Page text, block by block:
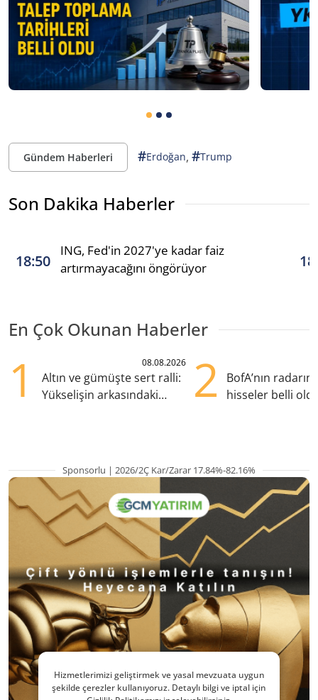
Gündem Haberleri #Erdoğan, #Trump
Son Dakika Haberler
18:50
ING, Fed'in 2027'ye kadar faiz
artırmayacağını öngörüyor
En Çok Okunan Haberler
1 08.08.2026
Altın ve gümüşte sert ralli:
Yükselişin arkasındaki
2
BofA’nın
hisseler belli
Sponsorlu | 2026/2Ç Kar/Zarar 17.84%-82.16%
Hizmetlerimizi geliştirmek ve yasal mevzuata uygun
şekilde çerezler kullanıyoruz. Detaylı bilgi ve iptal için